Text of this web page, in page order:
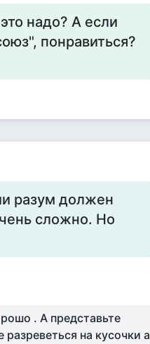
надо? А если
понравиться?
разум должен
сложно. Но
. А представьте
разреветься на кусочки а